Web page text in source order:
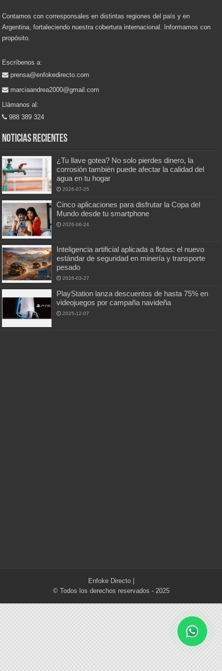
Contamos con corresponsales en distintas regiones del país y en
Argentina, fortaleciendo nuestra cobertura internacional. Informamos con
propósito.
Escríbenos a:
prensa@enfokedirecto.com
marciaandrea2000@gmail.com
Llámanos al:
988 389 324
Noticias recientes
¿Tu llave gotea? No solo pierdes dinero, la
corrosión también puede afectar la calidad del
agua en tu hogar
2026-07-25
Cinco aplicaciones para disfrutar la Copa del
Mundo desde tu smartphone
2026-06-24
Inteligencia artificial aplicada a flotas: el nuevo
estándar de seguridad en minería y transporte
pesado
2026-03-27
PlayStation lanza descuentos de hasta 75% en
videojuegos por campaña navideña
2025-12-07
Enfoke Directo|
© Todos los derechos reservados - 2025